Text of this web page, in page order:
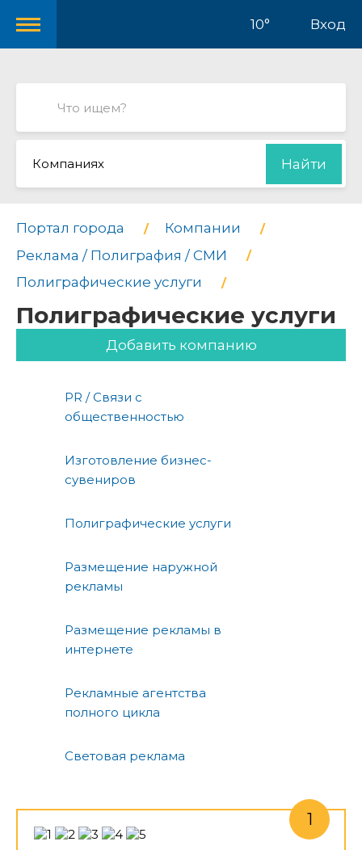
10° Вход
Компаниях Найти
Портал города
Компании
Реклама / Полиграфия / СМИ
Полиграфические услуги
Полиграфические услуги
Добавить компанию
PR / Связи с
общественностью
Изготовление бизнес-
сувениров
Полиграфические услуги
Размещение наружной
рекламы
Размещение рекламы в
интернете
Рекламные агентства
полного цикла
Световая реклама